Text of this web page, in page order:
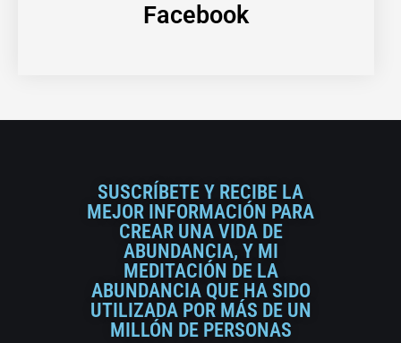
Facebook
SUSCRÍBETE Y RECIBE LA
MEJOR INFORMACIÓN PARA
CREAR UNA VIDA DE
ABUNDANCIA, Y MI
MEDITACIÓN DE LA
ABUNDANCIA QUE HA SIDO
UTILIZADA POR MÁS DE UN
MILLÓN DE PERSONAS